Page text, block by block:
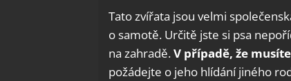
Tato zvířata jsou velmi
o samotě. Určitě jste si psa
na zahradě.V případě, že
požádejte o jeho hlídání jiného